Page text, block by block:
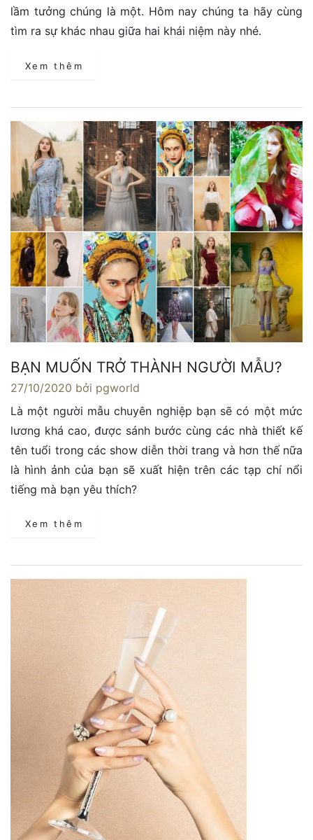
lầm tưởng chúng là một. Hôm nay chúng ta hãy cùng
tìm ra sự khác nhau giữa hai khái niệm này nhé.
Xem thêm
BẠN MUỐN TRỞ THÀNH NGƯỜI MẪU?
27/10/2020 bởi pgworld
Là một người mẫu chuyên nghiệp bạn sẽ có một mức
lương khá cao, được sánh bước cùng các nhà thiết kế
tên tuổi trong các show diễn thời trang và hơn thế nữa
là hình ảnh của bạn sẽ xuất hiện trên các tạp chí nổi
tiếng mà bạn yêu thích?
Xem thêm